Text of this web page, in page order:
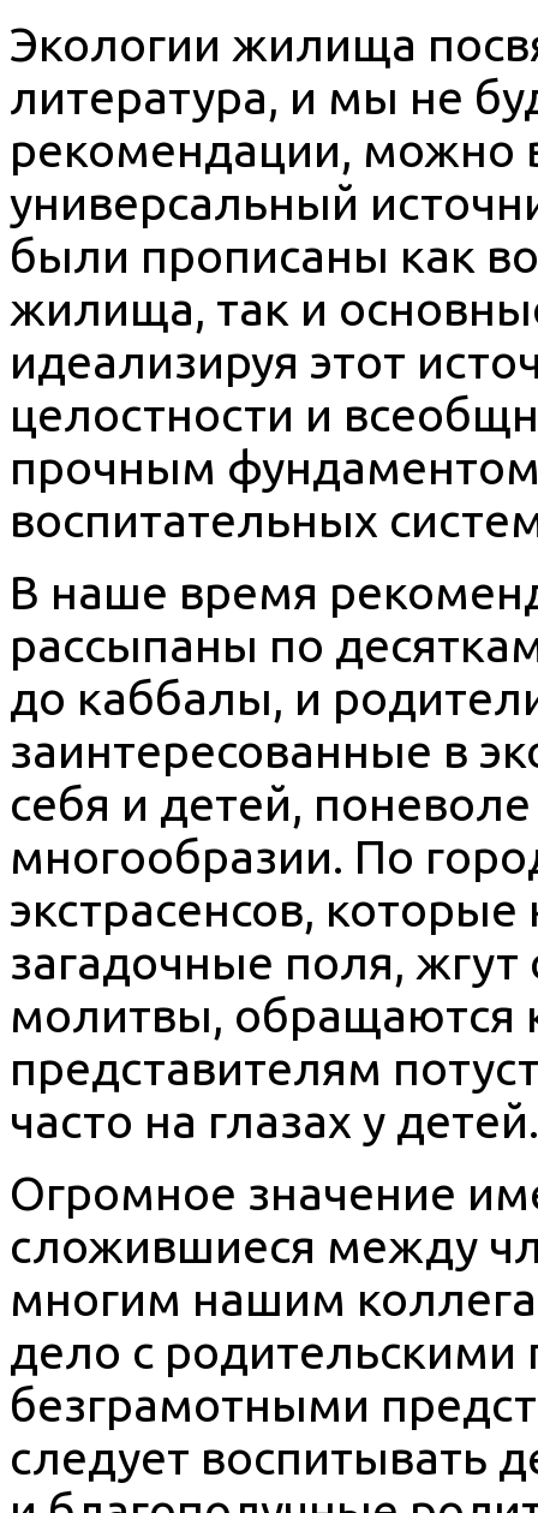
Экологии жилища
литература, и мы не
рекомендации, можно
универсальный
были прописаны как
жилища, так и
идеализируя этот
целостности и
прочным
воспитательных
В наше время
рассыпаны по
до каббалы, и
заинтересованные в
себя и детей,
многообразии. По
экстрасенсов,
загадочные поля,
молитвы, обращаются
представителям
часто на глазах у детей.
Огромное значение
сложившиеся между
многим нашим
дело с родительскими
безграмотными
следует воспитывать